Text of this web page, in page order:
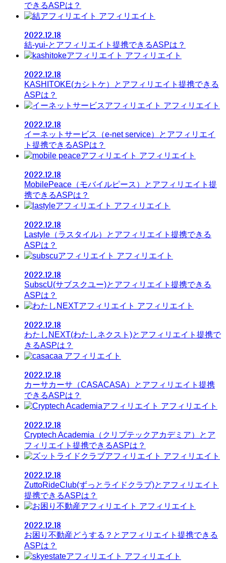
できるASPは？
アフィリエイト
2022.12.18
結-yui-とアフィリエイト提携できるASPは？
アフィリエイト
2022.12.18
KASHITOKE(カシトケ）とアフィリエイト提携できる
ASPは？
アフィリエイト
2022.12.18
イーネットサービス（e-net service）とアフィリエイ
ト提携できるASPは？
アフィリエイト
2022.12.18
MobilePeace（モバイルピース）とアフィリエイト提
携できるASPは？
アフィリエイト
2022.12.18
Lastyle（ラスタイル）とアフィリエイト提携できる
ASPは？
アフィリエイト
2022.12.18
SubscU(サブスクユー)とアフィリエイト提携できる
ASPは？
アフィリエイト
2022.12.18
わたしNEXT(わたしネクスト)とアフィリエイト提携で
きるASPは？
アフィリエイト
2022.12.18
カーサカーサ（CASACASA）とアフィリエイト提携
できるASPは？
アフィリエイト
2022.12.18
Cryptech Academia（クリプテックアカデミア）とア
フィリエイト提携できるASPは？
アフィリエイト
2022.12.18
ZuttoRideClub(ずっとライドクラブ)とアフィリエイト
提携できるASPは？
アフィリエイト
2022.12.18
お困り不動産どうする？とアフィリエイト提携できる
ASPは？
アフィリエイト